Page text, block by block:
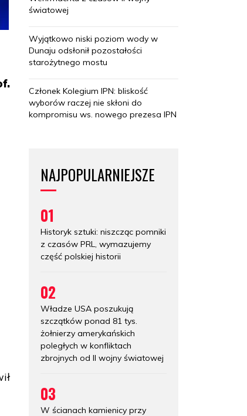
światowej
Wyjątkowo niski poziom wody w
Dunaju odsłonił pozostałości
starożytnego mostu
Członek Kolegium IPN: bliskość
wyborów raczej nie skłoni do
kompromisu ws. nowego prezesa IPN
NAJPOPULARNIEJSZE
01
Historyk sztuki: niszcząc pomniki
z czasów PRL, wymazujemy
część polskiej historii
02
Władze USA poszukują
szczątków ponad 81 tys.
żołnierzy amerykańskich
poległych w konfliktach
zbrojnych od II wojny światowej
03
W ścianach kamienicy przy